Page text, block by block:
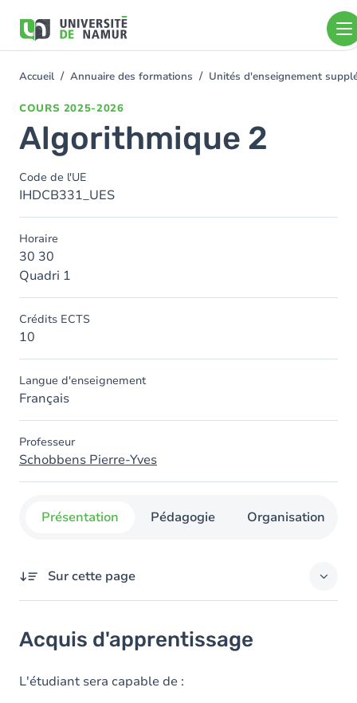
contenu
You
Accueil Annuaire des formations Unités d'enseignement
COURS 2025-2026
Algorithmique 2
Code de l'UE
IHDCB331_UES
Horaire
30 30
Quadri 1
Crédits ECTS
10
Langue d'enseignement
Français
Professeur
Schobbens Pierre-Yves
Présentation Pédagogie Organisation
Sur cette page
Objectifs
Contenu
Acquis d'apprentissage
L'étudiant sera capable de :